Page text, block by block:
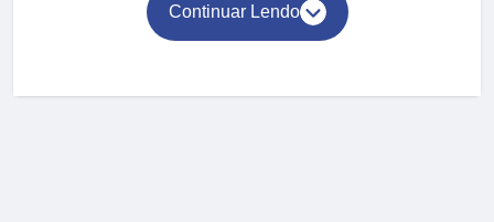
Continuar Lendo